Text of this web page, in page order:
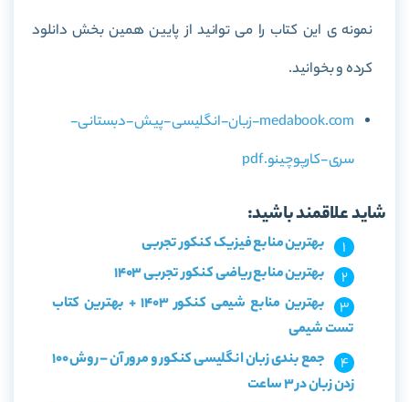
نمونه ی این کتاب را می توانید از پایین همین بخش دانلود
کرده و بخوانید.
medabook.com-زبان-انگلیسی-پیش-دبستانی-
سری-کارپوچینو.pdf
شاید علاقمند باشید:
بهترین منابع فیزیک کنکور تجربی
بهترین منابع ریاضی کنکور تجربی 1403
بهترین منابع شیمی کنکور 1403 + بهترین کتاب
تست شیمی
جمع بندی زبان انگلیسی کنکور و مرور آن – روش 100
زدن زبان در 3 ساعت